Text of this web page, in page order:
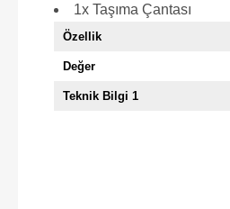
1x Taşıma Çantası
Özellik
Değer
Teknik Bilgi 1